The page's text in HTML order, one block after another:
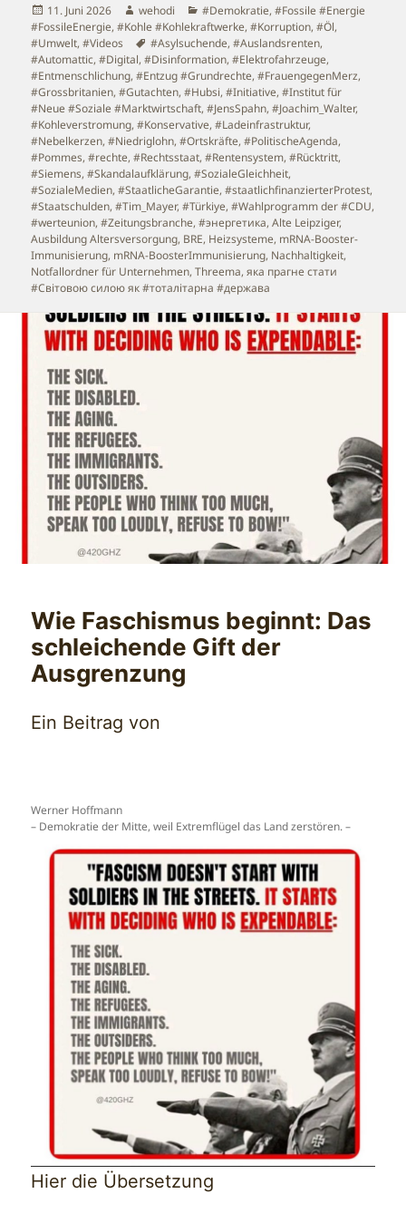
Veröffentlicht
am
11. Juni 2026 Autor
wehodi Kategorien
#Demokratie,#Fossile #Energie
#FossileEnergie,#Kohle #Kohlekraftwerke,#Korruption,#Öl,
#Umwelt,#Videos Schlagwörter
#Asylsuchende,#Auslandsrenten,
#Automattic,#Digital,#Disinformation,#Elektrofahrzeuge,
#Entmenschlichung,#Entzug #Grundrechte,#FrauengegenMerz,
#Grossbritanien,#Gutachten,#Hubsi,#Initiative,#Institut für
#Neue #Soziale #Marktwirtschaft,#JensSpahn,#Joachim_Walter,
#Kohleverstromung,#Konservative,#Ladeinfrastruktur,
#Nebelkerzen,#Niedriglohn,#Ortskräfte,#PolitischeAgenda,
#Pommes,#rechte,#Rechtsstaat,#Rentensystem,#Rücktritt,
#Siemens,#Skandalaufklärung,#SozialeGleichheit,
#SozialeMedien,#StaatlicheGarantie,#staatlichfinanzierterProtest,
#Staatschulden,#Tim_Mayer,#Türkiye,#Wahlprogramm der #CDU,
#werteunion,#Zeitungsbranche,#энергетика,Alte Leipziger,
Ausbildung Altersversorgung, BRE, Heizsysteme, mRNA-Booster-
Immunisierung, mRNA-BoosterImmunisierung, Nachhaltigkeit,
Notfallordner für Unternehmen,Threema,яка прагне стати
#Світовою силою як #тоталітарна #держава
Wie Faschismus beginnt: Das
schleichende Gift der
Ausgrenzung
Ein Beitrag von
Werner Hoffmann
– Demokratie der Mitte, weil Extremflügel das Land zerstören. –
Hier die Übersetzung